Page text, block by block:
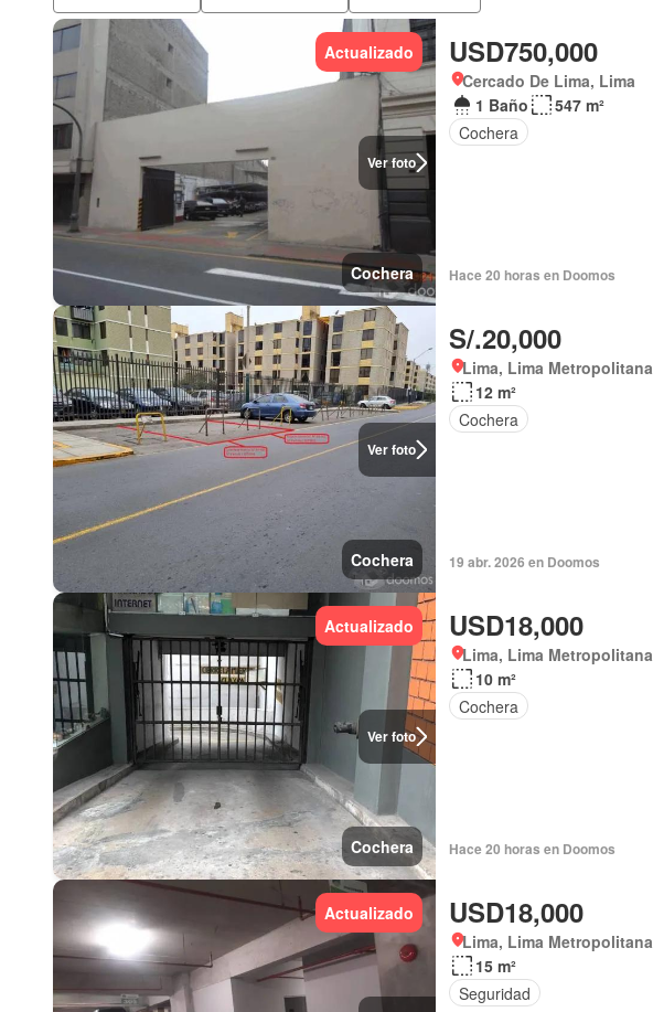
Ver foto
Actualizado
Cochera
USD750,000
Cercado De Lima, Lima
1 Baño
547 m²
Cochera
Hace 20 horas en Doomos
Ver foto
Cochera
S/.20,000
Lima, Lima Metropolitana
12 m²
Cochera
19 abr. 2026 en Doomos
Ver foto
Actualizado
Cochera
USD18,000
Lima, Lima Metropolitana
10 m²
Cochera
Hace 20 horas en Doomos
Actualizado USD18,000
Lima, Lima Metropolitana
15 m²
Seguridad